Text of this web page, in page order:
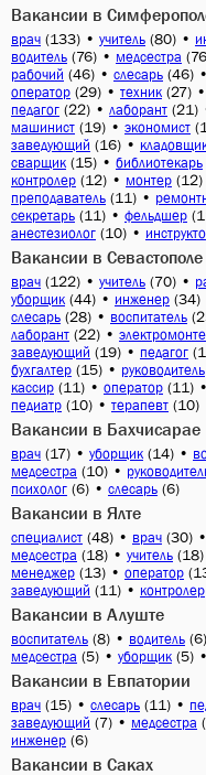
Вакансии в
врач (133) • учитель (80) •
водитель (76) • медсестра
рабочий (46) • слесарь (46) •
оператор (29) • техник (27) •
педагог (22) • лаборант (21)
машинист (19) • экономист
заведующий (16) •
сварщик (15) • библиотекарь
контролер (12) • монтер (12)
преподаватель (11) •
секретарь (11) • фельдшер
анестезиолог (10) •
Вакансии в Севастополе
врач (122) • учитель (70) •
уборщик (44) • инженер (34)
слесарь (28) • воспитатель
лаборант (22) •
заведующий (19) • педагог
бухгалтер (15) • руководитель
кассир (11) • оператор (11) •
педиатр (10) • терапевт (10)
Вакансии в Бахчисарае
врач (17) • уборщик (14) •
медсестра (10) •
психолог (6) • слесарь (6)
Вакансии в Ялте
специалист (48) • врач (30) •
медсестра (18) • учитель (18)
менеджер (13) • оператор
заведующий (11) • контролер
Вакансии в Алуште
воспитатель (8) • водитель (6)
медсестра (5) • уборщик (5) •
Вакансии в Евпатории
врач (15) • слесарь (11) •
заведующий (7) • медсестра
инженер (6)
Вакансии в Саках